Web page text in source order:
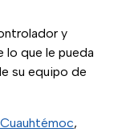
y
lo que le pueda
su equipo de
,